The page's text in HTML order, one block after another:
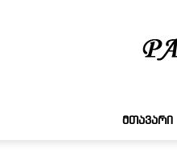
ᲛᲗᲐᲕᲐᲠᲘ